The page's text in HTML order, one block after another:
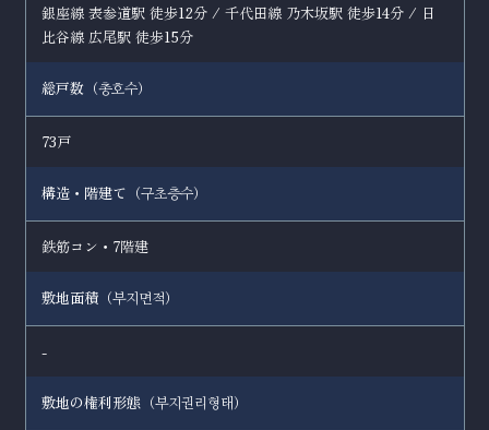
銀座線 表参道駅 徒歩12分 / 千代田線 乃木坂駅 徒歩14分 / 日
比谷線 広尾駅 徒歩15分
総戸数（총호수）
73戸
構造・階建て（구초층수）
鉄筋コン・7階建
敷地面積（부지면적）
-
敷地の権利形態（부지권리형태 ）